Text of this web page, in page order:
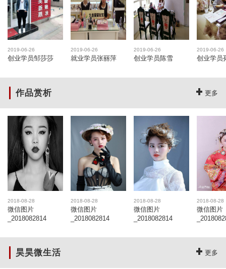
2019-06-26
创业学员邹莎莎
2019-06-26
就业学员张丽萍
2019-06-26
创业学员陈雪
2019-06-26
创业学员
作品赏析 更多
2018-08-28
微信图片
_2018082814
2018-08-28
微信图片
_2018082814
2018-08-28
微信图片
_2018082814
2018-08-28
微信图片
昊昊微生活 更多